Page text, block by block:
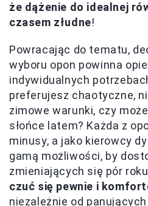
że dążenie do idealnej
czasem złudne!
Powracając do tematu,
wyboru opon powinna
indywidualnych
preferujesz chaotyczne,
zimowe warunki, czy
słońce latem? Każda z
minusy, a jako kierowcy
gamą możliwości, by
zmieniających się pór
czuć się pewnie i
niezależnie od